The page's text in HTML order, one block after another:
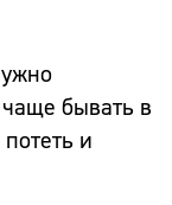
чаще бывать в
и